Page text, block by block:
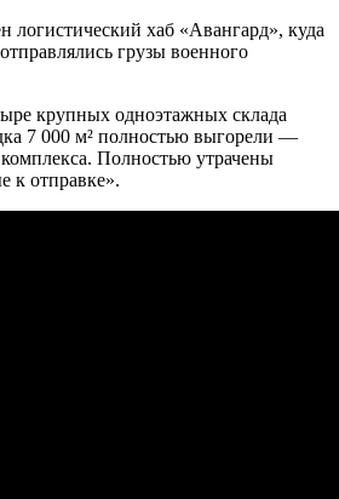
логистический хаб «Авангард», куда
грузы военного
крупных одноэтажных склада
7 000 м² полностью выгорели —
Полностью утрачены
к отправке».